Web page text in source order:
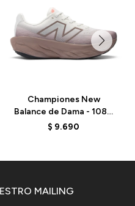
Championes New
Balance de Dama - 1080
V14 - W108014E -
$ 9.690
MAILING